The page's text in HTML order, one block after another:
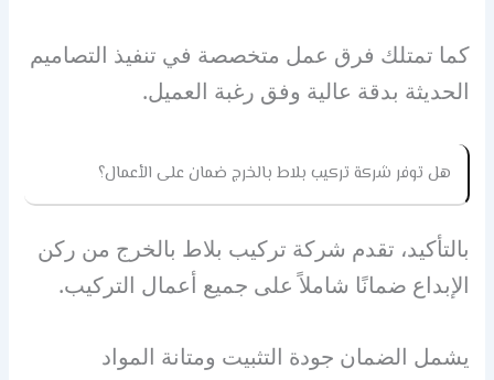
كما تمتلك فرق عمل متخصصة في تنفيذ التصاميم
الحديثة بدقة عالية وفق رغبة العميل.
هل توفر شركة تركيب بلاط بالخرج ضمان على الأعمال؟
بالتأكيد، تقدم شركة تركيب بلاط بالخرج من ركن
الإبداع ضمانًا شاملاً على جميع أعمال التركيب.
يشمل الضمان جودة التثبيت ومتانة المواد